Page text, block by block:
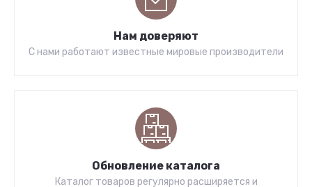
Нам доверяют
С нами работают известные мировые производители
Обновление каталога
Каталог товаров регулярно расширяется и